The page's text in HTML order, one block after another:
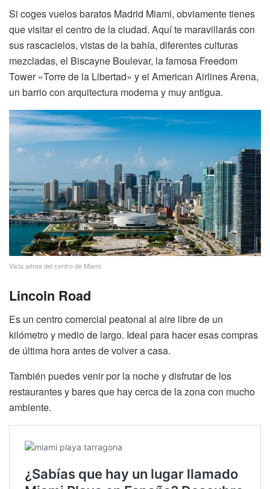
Si coges vuelos baratos Madrid Miami, obviamente tienes
que visitar el centro de la ciudad. Aquí te maravillarás con
sus rascacielos, vistas de la bahía, diferentes culturas
mezcladas, el Biscayne Boulevar, la famosa Freedom
Tower «Torre de la Libertad» y el American Airlines Arena,
un barrio con arquitectura moderna y muy antigua.
Vista aérea del centro de Miami
Lincoln Road
Es un centro comercial peatonal al aire libre de un
kilómetro y medio de largo. Ideal para hacer esas compras
de última hora antes de volver a casa.
También puedes venir por la noche y disfrutar de los
restaurantes y bares que hay cerca de la zona con mucho
ambiente.